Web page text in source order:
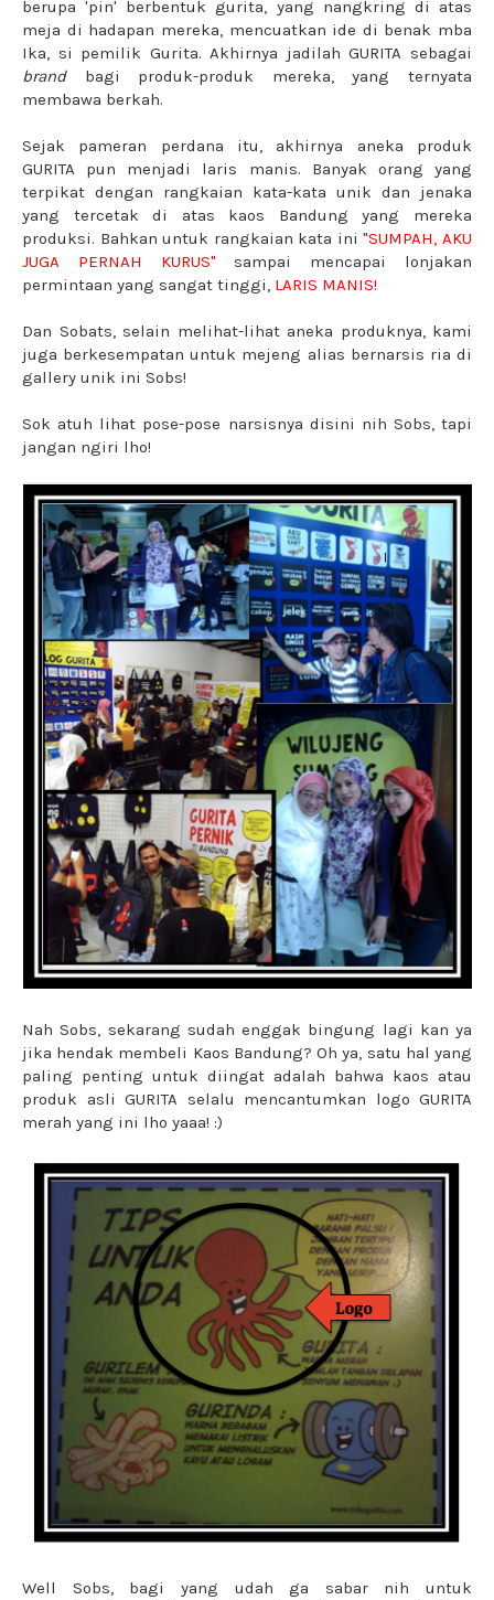
berupa 'pin' berbentuk gurita, yang nangkring di atas
meja di hadapan mereka, mencuatkan ide di benak mba
Ika, si pemilik Gurita. Akhirnya jadilah GURITA sebagai
brandbagi produk-produk mereka, yang ternyata
membawa berkah.
Sejak pameran perdana itu, akhirnya aneka produk
GURITA pun menjadi laris manis. Banyak orang yang
terpikat dengan rangkaian kata-kata unik dan jenaka
yang tercetak di atas kaos Bandung yang mereka
produksi. Bahkan untuk rangkaian kata ini"SUMPAH, AKU
JUGA PERNAH KURUS" sampai mencapai lonjakan
permintaan yang sangat tinggi, LARIS MANIS!
Dan Sobats, selain melihat-lihat aneka produknya, kami
juga berkesempatan untuk mejeng alias bernarsis ria di
gallery unik ini Sobs!
Sok atuh lihat pose-pose narsisnya disini nih Sobs, tapi
jangan ngiri lho!
Nah Sobs, sekarang sudah enggak bingung lagi kan ya
jika hendak membeli Kaos Bandung? Oh ya, satu hal yang
paling penting untuk diingat adalah bahwa kaos atau
produk asli GURITA selalu mencantumkan logo GURITA
merah yang ini lho yaaa! :)
Well Sobs, bagi yang udah ga sabar nih untuk